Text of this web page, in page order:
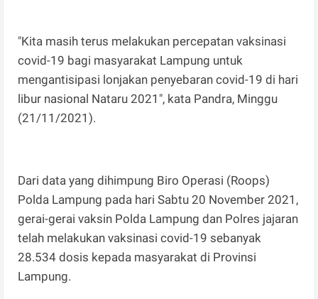
"Kita masih terus melakukan percepatan vaksinasi
covid-19 bagi masyarakat Lampung untuk
mengantisipasi lonjakan penyebaran covid-19 di hari
libur nasional Nataru 2021", kata Pandra, Minggu
(21/11/2021).
Dari data yang dihimpung Biro Operasi (Roops)
Polda Lampung pada hari Sabtu 20 November 2021,
gerai-gerai vaksin Polda Lampung dan Polres jajaran
telah melakukan vaksinasi covid-19 sebanyak
28.534 dosis kepada masyarakat di Provinsi
Lampung.